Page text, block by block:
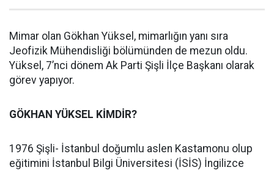
Mimar olan Gökhan Yüksel, mimarlığın yanı sıra
Jeofizik Mühendisliği bölümünden de mezun oldu.
Yüksel, 7’nci dönem Ak Parti Şişli İlçe Başkanı olarak
görev yapıyor.
GÖKHAN YÜKSEL KİMDİR?
1976 Şişli- İstanbul doğumlu aslen Kastamonu olup
eğitimini İstanbul Bilgi Üniversitesi (İSİS) İngilizce